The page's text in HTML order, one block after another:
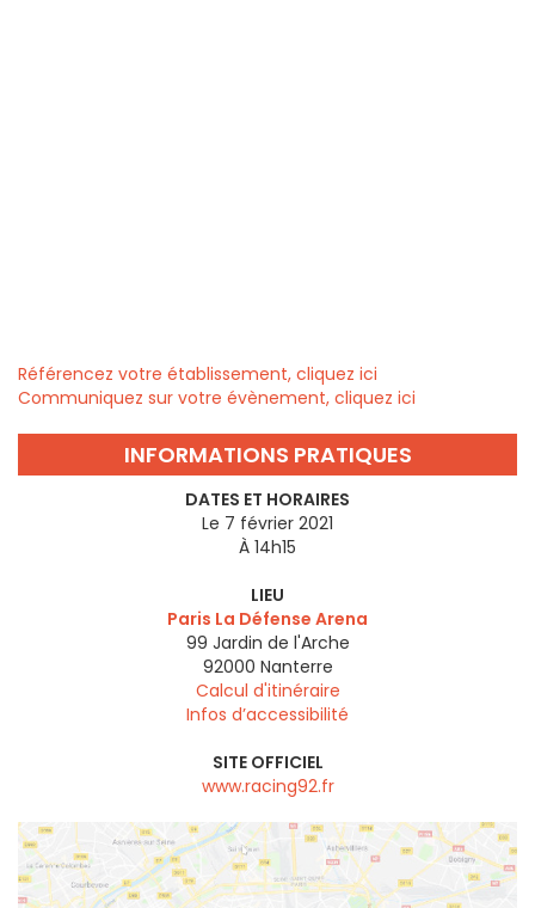
Référencez votre établissement, cliquez ici
Communiquez sur votre évènement, cliquez ici
INFORMATIONS PRATIQUES
DATES ET HORAIRES
Le 7 février 2021
À 14h15
LIEU
Paris La Défense Arena
99 Jardin de l'Arche
92000 Nanterre
Calcul d'itinéraire
Infos d’accessibilité
SITE OFFICIEL
www.racing92.fr